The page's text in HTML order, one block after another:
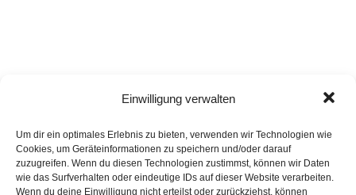
Einwilligung verwalten
Um dir ein optimales Erlebnis zu bieten, verwenden wir Technologien wie
Cookies, um Geräteinformationen zu speichern und/oder darauf
zuzugreifen. Wenn du diesen Technologien zustimmst, können wir Daten
wie das Surfverhalten oder eindeutige IDs auf dieser Website verarbeiten.
Wenn du deine Einwilligung nicht erteilst oder zurückziehst, können